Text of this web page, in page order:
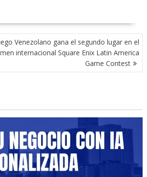
Venezolano gana el segundo lugar en el
internacional Square Enix Latin America
Game Contest